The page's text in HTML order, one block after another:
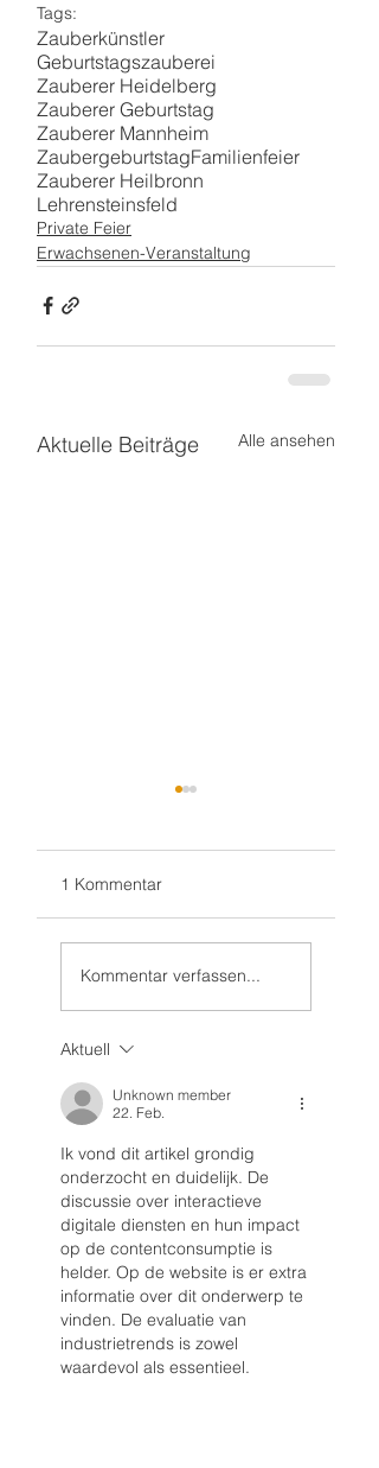
Tags:
Zauberkünstler
Geburtstagszauberei
Zauberer Heidelberg
Zauberer Geburtstag
Zauberer Mannheim
ZaubergeburtstagFamilienfeier
Zauberer Heilbronn
Lehrensteinsfeld
Private Feier
Erwachsenen-Veranstaltung
Aktuelle Beiträge Alle ansehen
1 Kommentar
Kommentar verfassen...
Aktuell
Unknown member
22. Feb.
Ik vond dit artikel grondig
onderzocht en duidelijk. De
discussie over interactieve
digitale diensten en hun impact
op de contentconsumptie is
helder. Op de website is er extra
informatie over dit onderwerp te
vinden. De evaluatie van
industrietrends is zowel
waardevol als essentieel.